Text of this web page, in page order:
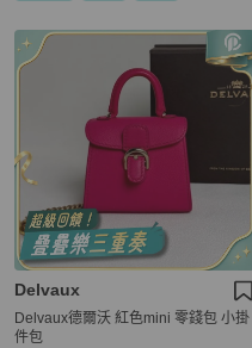
Delvaux
Delvaux德爾沃 紅色mini 零錢包 小掛
件包